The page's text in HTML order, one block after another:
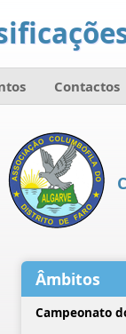
Contactos
Âmbitos
Campeonato